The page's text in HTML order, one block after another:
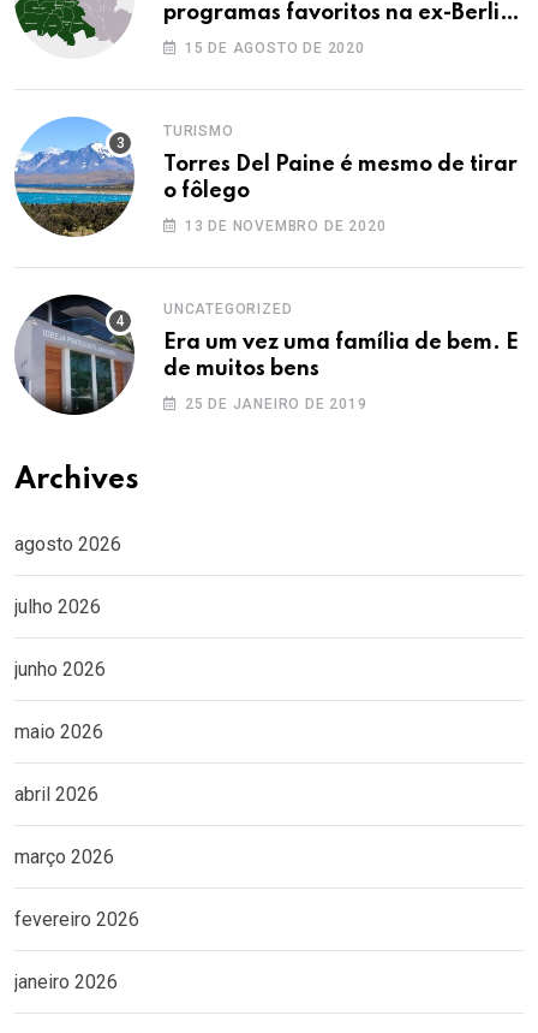
programas favoritos na ex-Berlim
Ocidental
15 DE AGOSTO DE 2020
TURISMO
Torres Del Paine é mesmo de tirar
o fôlego
13 DE NOVEMBRO DE 2020
UNCATEGORIZED
Era um vez uma família de bem. E
de muitos bens
25 DE JANEIRO DE 2019
Archives
agosto 2026
julho 2026
junho 2026
maio 2026
abril 2026
março 2026
fevereiro 2026
janeiro 2026